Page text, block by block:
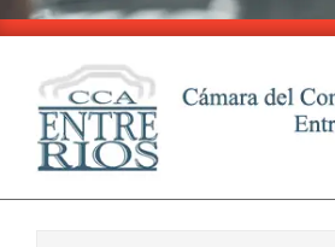
Skip
content
CCA